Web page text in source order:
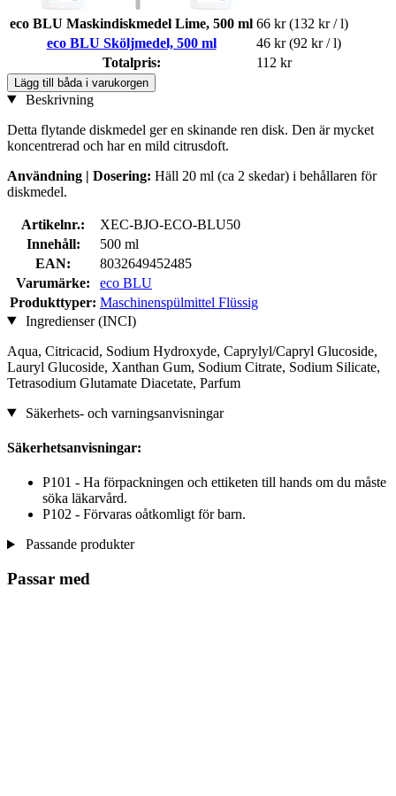
eco BLU Maskindiskmedel Lime, 500 ml 66 kr (132 kr / l)
eco BLU Sköljmedel, 500 ml
46 kr (92 kr / l)
Totalpris:
112 kr
Lägg till båda i varukorgen
Beskrivning
Detta flytande diskmedel ger en skinande ren disk. Den är mycket
koncentrerad och har en mild citrusdoft.
Användning | Dosering: Häll 20 ml (ca 2 skedar) i behållaren för
diskmedel.
Artikelnr.:
XEC-BJO-ECO-BLU50
Innehåll:
500 ml
EAN:
8032649452485
Varumärke:
eco BLU
Produkttyper: Maschinenspülmittel Flüssig
Ingredienser (INCI)
Aqua, Citricacid, Sodium Hydroxyde, Caprylyl/Capryl Glucoside,
Lauryl Glucoside, Xanthan Gum, Sodium Citrate, Sodium Silicate,
Tetrasodium Glutamate Diacetate, Parfum
Säkerhets- och varningsanvisningar
Säkerhetsanvisningar:
P101 - Ha förpackningen och ettiketen till hands om du måste
söka läkarvård.
P102 - Förvaras oåtkomligt för barn.
Passande produkter
Passar med